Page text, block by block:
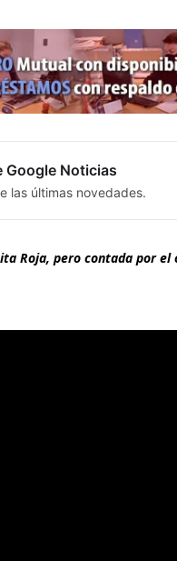
Google Noticias
las últimas novedades.
Roja, pero contada por